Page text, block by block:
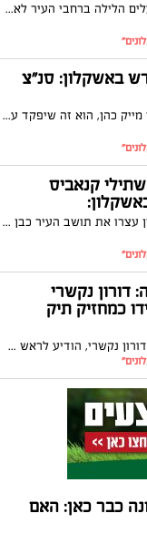
כוחות כיבוי אש פועלים הלילה ברחבי העיר לאחר שהתקבלו הודעות על הצפות במספר מוקדים. תושבים רבים חולצו מרכביהם ששקעו במי הגשמים
באשקלון: סנ"צ
תושב אשקלון, סנ"צ מייק כהן, הוא זה שיפקד על תחנת המשטרה בעיר החל מהיום (רביעי). סנ"צ כהן: "מתכונן לאתגרים הרבים שעומדים בפנינו"
למעלה מ-200 שתילי קנאביס
שוטרי תחנת אשקלון עצרו את תושב העיר כבן 30 שהחזיק מעבדה לגידול סמים בדירתו בעיר. מעצרו הוארך
דורון נקשרי
כמחזיק תיק
מחזיק תיק הרווחה, דורון נקשרי, הודיע לראש העיר, תומר גלאם, כי הוא מתפטר מתפקידו כממונה על תיק זה. נקשרי: "על מנת להחזיק בתיק, על ראש הרשות המקומית להעמיד כלים פרקטיים ולהגדיר חזון ברור"
כבר כאן: האם